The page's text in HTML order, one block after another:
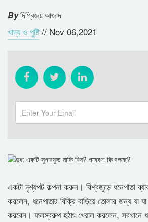
Byদিগ্বিজয় আজাদ
খাদ্য ও পুষ্টি // Nov 06,2021
একটা দৃশ্যপট কল্পনা করুন। বিশ্বজুড়ে ধনেপাতা
করলেন, ধনেপাতার বিক্রি বাড়িয়ে তোলার জন্য যা যা
করবেন। ফলস্বরুপ হঠাৎ খেয়াল করলেন, সবখানে